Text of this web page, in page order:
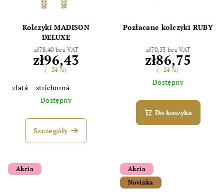
Kolczyki MADISON
DELUXE
zł78,40 bez VAT
zł96,43
(–24 %)
zlatá
strieborná
Dostępny
Szczegóły
Pozłacane kolczyki RUBY
zł70,53 bez VAT
zł86,75
(–24 %)
Dostępny
Do koszyka
Akcia
Akcia
Novinka